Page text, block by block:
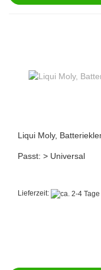
Liqui Moly,
Passt: > Universal
Lieferzeit: